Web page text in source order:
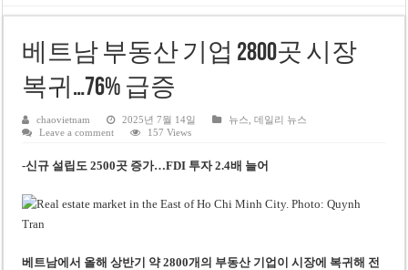
베트남 증시 업그레이드, 수십억 달러 유입 전망…수혜주는
베트남주식 VN지수 1,800선 돌파 기대…증권사, 유망 종목 제시
하노이 쌍둥이 타워 99층 부지 현장…세계 최고층 빌딩 추진
베트남주식 SST, 2025년 현금 배당 80% 결정…과거 최대 350% 지급 이력
베트남 전자비자 사기 웹사이트 주의…외국인 여행자 피해 경보
호주 젯스타, 내년부터 기내 수납칸 이용 유료화
베트남, 8월부터 토지·측량 처벌 강화… 기획사 코뮌 위원장 과태료 상한 50
호찌민시, 약 6,500㎡ 토지 용도변경 승인…리조트 개발 추진
베트남 부동산 기업 2800곳 시장
복귀…76% 급증
chaovietnam 2025년 7월 14일 뉴스 ,데일리 뉴스
Leave a comment
157 Views
-신규 설립도 2500곳 증가…FDI 투자 2.4배 늘어
베트남에서 올해 상반기 약 2800개의 부동산 기업이 시장에 복귀해 전